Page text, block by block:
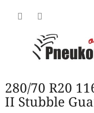
280/70 R20
II Stubble